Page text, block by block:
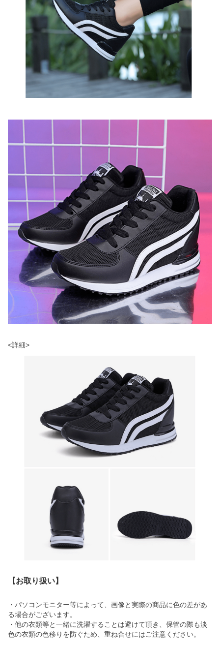
【お取り扱い】
・パソコンモニター等によって、画像と実際の商品に色の差があ
る場合がございます。
・他の衣類等と一緒に洗濯することは避けて頂き、保管の際も淡
色の衣類の色移りを防ぐため、重ね合せにはご注意ください。